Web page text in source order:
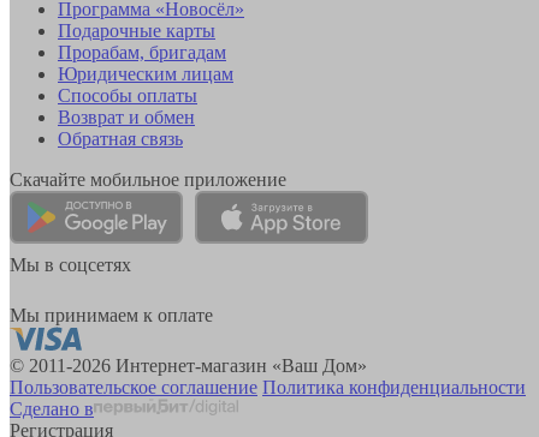
Программа «Новосёл»
Подарочные карты
Прорабам, бригадам
Юридическим лицам
Способы оплаты
Возврат и обмен
Обратная связь
Скачайте мобильное приложение
Мы в соцсетях
Мы принимаем к оплате
© 2011-2026 Интернет-магазин «Ваш Дом»
Пользовательское соглашение Политика конфиденциальности
Сделано в
Регистрация